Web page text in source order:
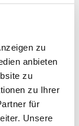
zu
anbieten
zu
zu Ihrer
für
Unsere